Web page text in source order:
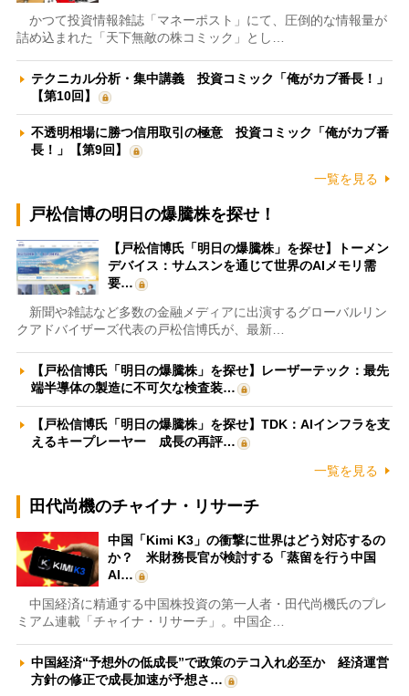
かつて投資情報雑誌「マネーポスト」にて、圧倒的な情報量が
詰め込まれた「天下無敵の株コミック」とし…
テクニカル分析・集中講義 投資コミック「俺がカブ番長！」
【第10回】
不透明相場に勝つ信用取引の極意 投資コミック「俺がカブ番
長！」【第9回】
一覧を見る
戸松信博の明日の爆騰株を探せ！
【戸松信博氏「明日の爆騰株」を探せ】トーメン
デバイス：サムスンを通じて世界のAIメモリ需
要…
新聞や雑誌など多数の金融メディアに出演するグローバルリン
クアドバイザーズ代表の戸松信博氏が、最新…
【戸松信博氏「明日の爆騰株」を探せ】レーザーテック：最先
端半導体の製造に不可欠な検査装…
【戸松信博氏「明日の爆騰株」を探せ】TDK：AIインフラを支
えるキープレーヤー 成長の再評…
一覧を見る
田代尚機のチャイナ・リサーチ
中国「Kimi K3」の衝撃に世界はどう対応するの
か？ 米財務長官が検討する「蒸留を行う中国
AI…
中国経済に精通する中国株投資の第一人者・田代尚機氏のプレ
ミアム連載「チャイナ・リサーチ」。中国企…
中国経済“予想外の低成長”で政策のテコ入れ必至か 経済運営
方針の修正で成長加速が予想さ…